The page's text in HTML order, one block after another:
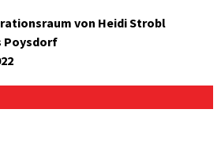
von Heidi Strobl
Poysdorf